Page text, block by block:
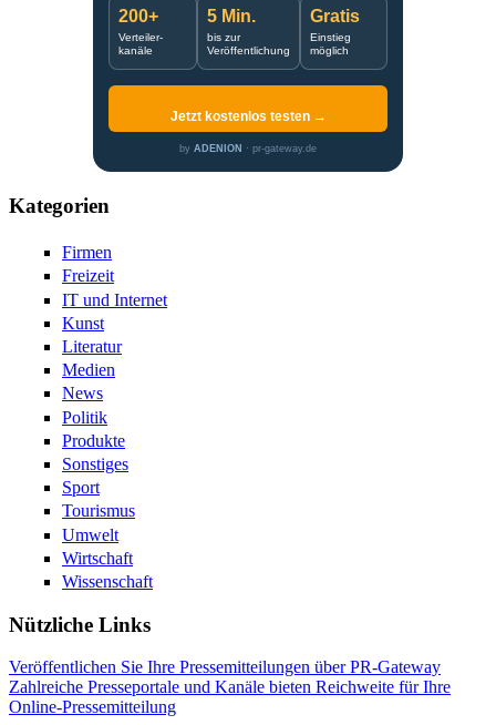
200+
Verteiler-
kanäle
5 Min.
bis zur
Veröffentlichung
Gratis
Einstieg
möglich
Jetzt kostenlos testen →
by ADENION · pr-gateway.de
Kategorien
Firmen
Freizeit
IT und Internet
Kunst
Literatur
Medien
News
Politik
Produkte
Sonstiges
Sport
Tourismus
Umwelt
Wirtschaft
Wissenschaft
Nützliche Links
Veröffentlichen Sie Ihre Pressemitteilungen über PR-Gateway
Zahlreiche Presseportale und Kanäle bieten Reichweite für Ihre
Online-Pressemitteilung